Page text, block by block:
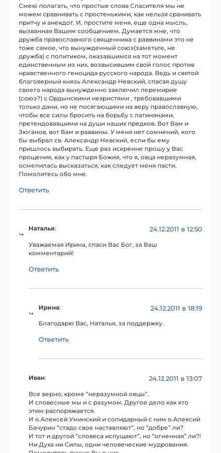
Смею полагать, что простые слова Спасителя мы не
можем сравнивать с простенькими, как нельзя сранивать
притчу и анекдот. И, простите меня, еще одна мысль,
вызванная Вашим сообщением. Думается мне, что
дружба православного священника с раввинами это не
тоже самое, что вынужденный союз(заметьте, не
дружба) с политиком, оказавшимся на тот момент
единственным из них, возвысившим свой голос против
нравственного геноцида русского народа. Ведь и святой
благоверный князь Александр Невский, спасая душу
своего народа вынужденно заключил перемирие
(союз?) с Ордынскими нехристями , требовавшими
только дани, но не посягающими на веру православную,
чтобы все силы бросить на борьбу с латинянами,
претендовавшими на души наших предков. Вот Вам и
Зюганов, вот Вам и раввины. У меня нет сомнений, кого
бы выбрал св. Александр Невский, если бы ему
пришлось выбирать. Еще раз искренне прошу у Вас
прощения, как у пастыря Божия, что я, овца неразумная,
осмелилась высказаться, как следует меня пасти.
Помолитесь обо мне.
Ответить
Наталья: 24.12.2011 в 12:50
Уважаемая Ирина, спаси Вас Бог, за Ваш
комментарий!
Ответить
Ирина: 24.12.2011 в 18:19
Благодарю Вас, Наталья, за поддержку.
Ответить
Иван: 24.12.2011 в 13:07
Все верно, кроме “неразумной овцы”.
И словесные мы и с разумом. Другое дело как кто
этим распоряжается.
И о.Алексей Уминский и солидарный с ним о.Алексий
Бачурин “стадо свое наставляют”, но “добре” ли?
И тот и другой “словеса испущают”, но “огненная” ли?!
Ни Духа ни Силы, одни человеческие мудрования.